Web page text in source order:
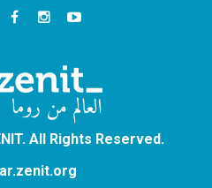
All Rights Reserved.